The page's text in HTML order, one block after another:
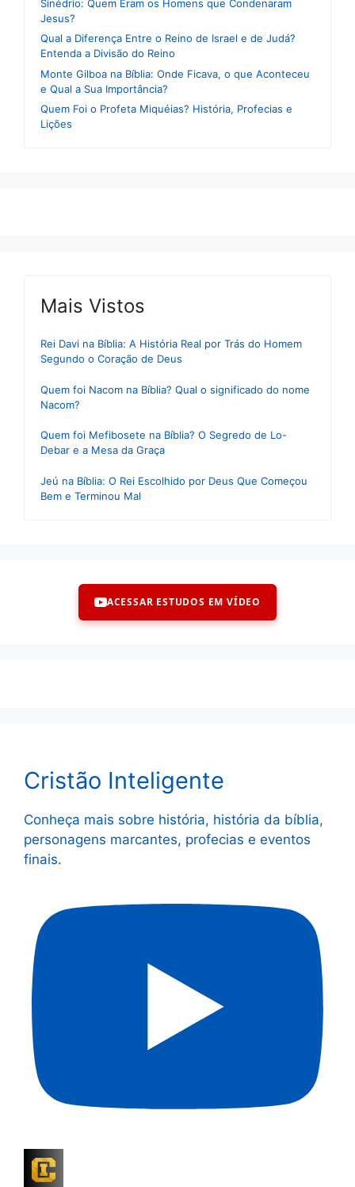
Sinédrio: Quem Eram os Homens que Condenaram
Jesus?
Qual a Diferença Entre o Reino de Israel e de Judá?
Entenda a Divisão do Reino
Monte Gilboa na Bíblia: Onde Ficava, o que Aconteceu
e Qual a Sua Importância?
Quem Foi o Profeta Miquéias? História, Profecias e
Lições
Mais Vistos
Rei Davi na Bíblia: A História Real por Trás do Homem
Segundo o Coração de Deus
Quem foi Nacom na Bíblia? Qual o significado do nome
Nacom?
Quem foi Mefibosete na Bíblia? O Segredo de Lo-
Debar e a Mesa da Graça
Jeú na Bíblia: O Rei Escolhido por Deus Que Começou
Bem e Terminou Mal
ACESSAR ESTUDOS EM VÍDEO
Cristão Inteligente
Conheça mais sobre história, história da bíblia,
personagens marcantes, profecias e eventos
finais.